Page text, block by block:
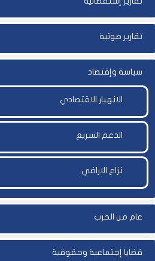
تقارير صوتية
سياسة وإقتصاد
الانهيار الاقتصادي
الدعم السريع
نزاع الاراضي
عام من الحرب
قضايا إجتماعية وحقوقية